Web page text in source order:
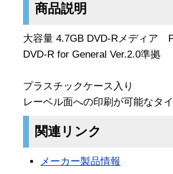
商品説明
大容量 4.7GB DVD-Rメディア
DVD-R for General Ver.2.0準拠
プラスチックケース入り
レーベル面への印刷が可能なタ
関連リンク
メーカー製品情報